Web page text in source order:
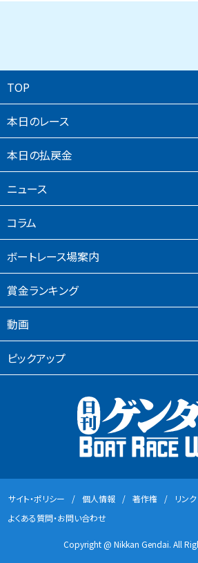
TOP
本⽇のレース
本⽇の払戻⾦
ニュース
コラム
ボートレース場案内
賞⾦ランキング
動画
ピックアップ
サイト・ポリシー 個⼈情報 著作権
リンク
よくある質問・お問い合わせ
Copyright @ Nikkan Gendai. All